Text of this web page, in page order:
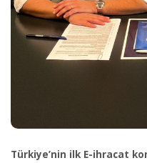
Türkiye’nin ilk E-ihracat